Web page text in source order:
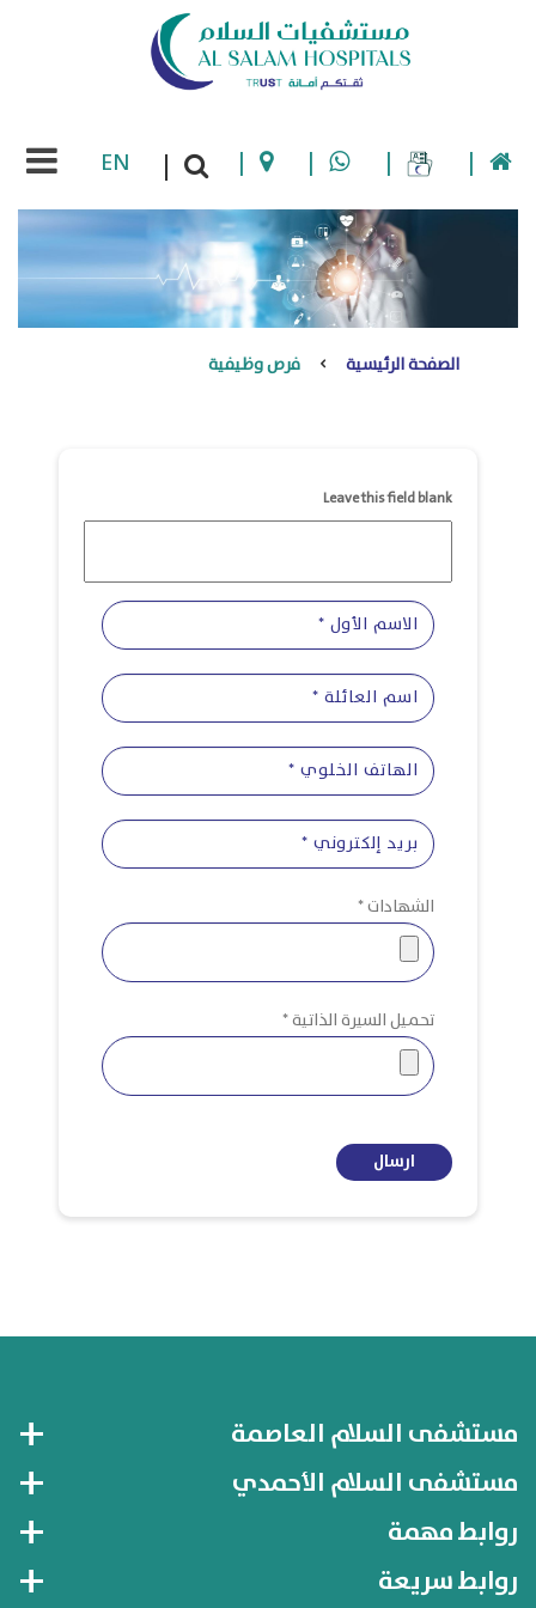
|
|
|
|
|
EN
الصفحة الرئيسية فرص وظيفية
Leave this field blank
الشهادات *
تحميل السيرة الذاتية *
ارسال
مستشفى السلام العاصمة
مستشفى السلام الأحمدي
روابط مهمة
روابط سريعة